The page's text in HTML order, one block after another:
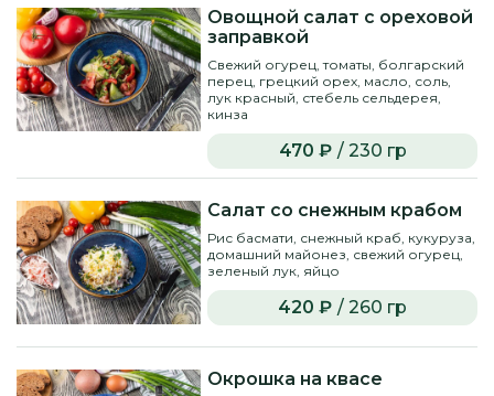
Овощной салат с ореховой
заправкой
Свежий огурец, томаты, болгарский
перец, грецкий орех, масло, соль,
лук красный, стебель сельдерея,
кинза
470 ₽ / 230 гр
Салат со снежным крабом
Рис басмати, снежный краб, кукуруза,
домашний майонез, свежий огурец,
зеленый лук, яйцо
420 ₽ / 260 гр
Окрошка на квасе